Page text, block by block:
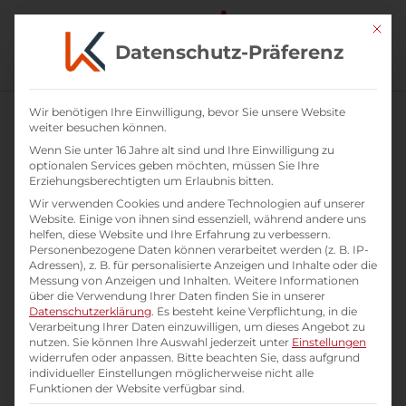
Training: Stabil und flexibel in turbulenten
Zeiten
Mit
Datenschutz-Präferenz
Wir benötigen Ihre Einwilligung, bevor Sie unsere Website
weiter besuchen können.
Wenn Sie unter 16 Jahre alt sind und Ihre Einwilligung zu
optionalen Services geben möchten, müssen Sie Ihre
Erziehungsberechtigten um Erlaubnis bitten.
Wir verwenden Cookies und andere Technologien auf unserer
Website. Einige von ihnen sind essenziell, während andere uns
helfen, diese Website und Ihre Erfahrung zu verbessern.
Personenbezogene Daten können verarbeitet werden (z. B. IP-
Adressen), z. B. für personalisierte Anzeigen und Inhalte oder die
Messung von Anzeigen und Inhalten. Weitere Informationen
über die Verwendung Ihrer Daten finden Sie in unserer
Datenschutzerklärung. Es besteht keine Verpflichtung, in die
Verarbeitung Ihrer Daten einzuwilligen, um dieses Angebot zu
nutzen. Sie können Ihre Auswahl jederzeit unter Einstellungen
widerrufen oder anpassen. Bitte beachten Sie, dass aufgrund
individueller Einstellungen möglicherweise nicht alle
Funktionen der Website verfügbar sind.